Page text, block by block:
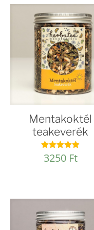
13160 Ft.
Mentakoktél
teakeverék
Értékelés:
4.88
3250 Ft